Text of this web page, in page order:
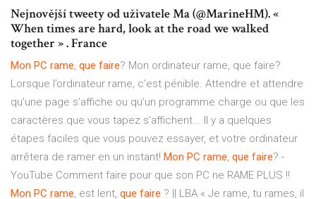
Nejnovější tweety od uživatele Ma (@MarineHM). «
When times are hard, look at the road we walked
together » ‍️. France
Mon PC rame, que faire? Mon ordinateur rame, que faire?
Lorsque l’ordinateur rame, c’est pénible. Attendre et attendre
qu’une page s’affiche ou qu’un programme charge ou que les
caractères que vous tapez s’affichent... Il y a quelques
étapes faciles que vous pouvez essayer, et votre ordinateur
arrêtera de ramer en un instant! Mon PC rame, que faire? -
YouTube Comment faire pour que son PC ne RAME PLUS !!
Mon PC rame, est lent, que faire ? || LBA « Je rame, tu rames, il